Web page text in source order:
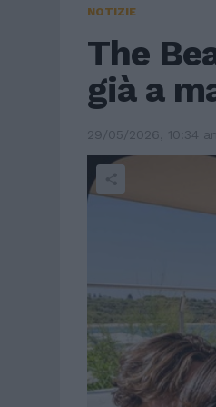
NOTIZIE
The
già a
29/05/2026, 10:34